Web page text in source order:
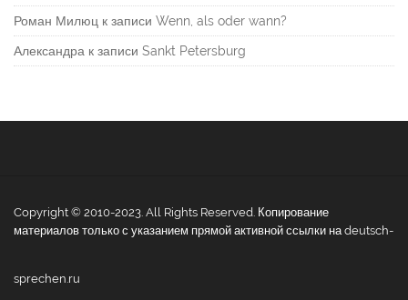
Роман Милюц к записи Wenn, als oder wann?
Александра к записи Sankt Petersburg
Copyright © 2010-2023. All Rights Reserved. Копирование
материалов только с указанием прямой активной ссылки на deutsch-
sprechen.ru